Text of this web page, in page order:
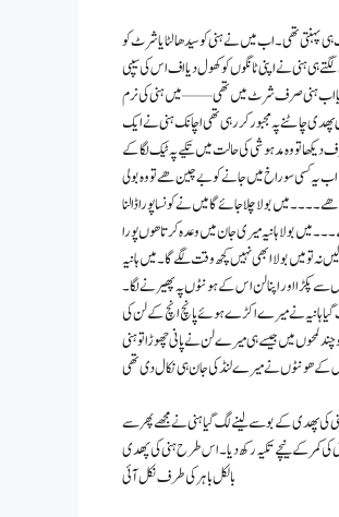
پہنتی تھی۔ اب میں نے ہنی کو سیدھا لٹایا شرٹ کو
ہی ہنی نے اپنی ٹانگوں کو کھول دیا اف اس کی سیپی
اب ہنی صرف شرٹ میں تھی – – – – میں ہنی کی نرم
پھدی چاٹنے پہ مجبور کر رہی تھی اچانک ہنی نے ایک
تو وہ مدہوشی کی حالت میں تکیے پہ ٹیک لگا کے
اب یہ کسی سوراخ میں جانے کو بے چین ھے تو وہ بولی
۔ میں بولا چلا جائے گا میں نے کونسا پورا ڈالنا
۔ ۔ میں بولا ہانیہ میری جان میں وعدہ کرتا ھوں پورا
تو میں بولا ابھی نہیں کچھ وقت لگے گا۔ میں ہانیہ
سے پکڑا اور اپنا لن اس کے ہونٹوں پہ پھیرنے لگا ۔
گیا ہانیہ نے میرے اکڑے ہوئے پانچ انچ کے لن کی
لمحوں میں جیسے ہی میرے لن نے پانی چھوڑا تو ہنی
۔ ۔ اس کے ھونٹوں نے میرے لنڈ کی جان ہی نکال دی تھی
کی پھدی کے بوسے لینے لگ گیا ہنی نے مجھے پھر سے
کی کمر کے نیچے تکیہ رکھ دیا ۔ اس طرح ہنی کی پهدی
بالکل باہر کی طرف نکل آئی